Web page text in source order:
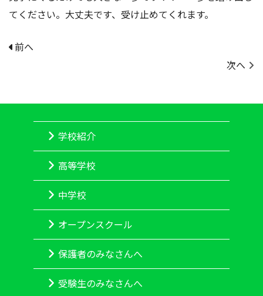
てください。大丈夫です、受け止めてくれます。
前へ
次へ
学校紹介
高等学校
中学校
オープンスクール
保護者のみなさんへ
受験生のみなさんへ